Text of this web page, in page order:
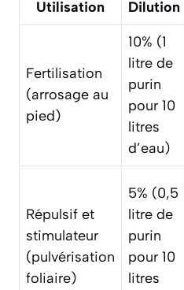
Utilisation Dilution
Fertilisation
(arrosage au
pied)
10% (1
litre de
purin
pour 10
litres
d’eau)
Répulsif et
stimulateur
(pulvérisation
foliaire)
5% (0,5
litre de
purin
pour 10
litres